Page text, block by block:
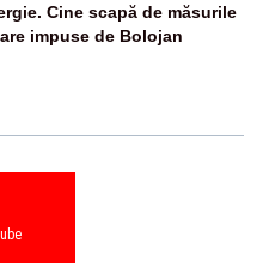
Cine scapă de măsurile
impuse de Bolojan